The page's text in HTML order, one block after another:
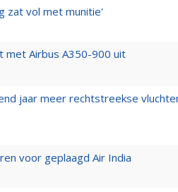
zat vol met munitie'
met Airbus A350-900 uit
jaar meer rechtstreekse
voor geplaagd Air India